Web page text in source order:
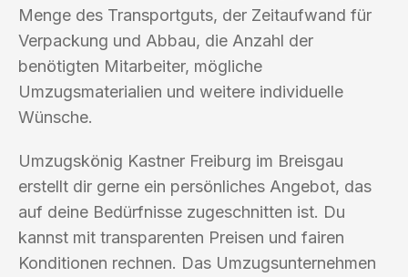
Menge des Transportguts, der Zeitaufwand für
Verpackung und Abbau, die Anzahl der
benötigten Mitarbeiter, mögliche
Umzugsmaterialien und weitere individuelle
Wünsche.
Umzugskönig Kastner Freiburg im Breisgau
erstellt dir gerne ein persönliches Angebot, das
auf deine Bedürfnisse zugeschnitten ist. Du
kannst mit transparenten Preisen und fairen
Konditionen rechnen. Das Umzugsunternehmen